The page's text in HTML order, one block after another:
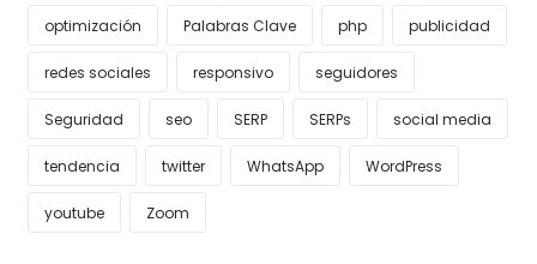
optimización Palabras Clave php publicidad
redes sociales responsivo seguidores
Seguridad seo SERP SERPs social media
tendencia twitter WhatsApp WordPress
youtube Zoom